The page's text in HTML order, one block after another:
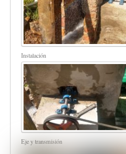
Instalación
Eje y transmisión